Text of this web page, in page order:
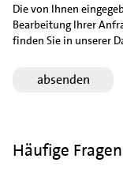
Die von Ihnen
Bearbeitung Ihrer
finden Sie in unserer
Häufige Fragen